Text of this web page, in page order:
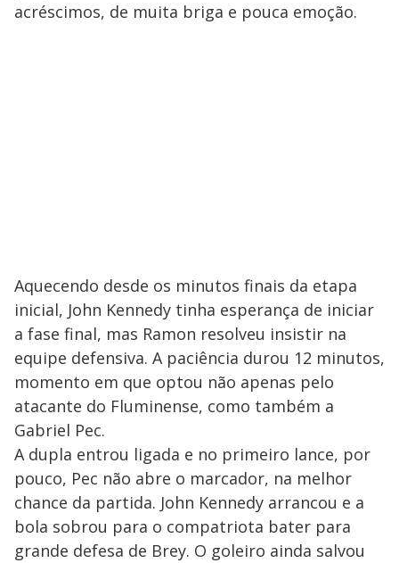
acréscimos, de muita briga e pouca emoção.
Aquecendo desde os minutos finais da etapa
inicial, John Kennedy tinha esperança de iniciar
a fase final, mas Ramon resolveu insistir na
equipe defensiva. A paciência durou 12 minutos,
momento em que optou não apenas pelo
atacante do Fluminense, como também a
Gabriel Pec.
A dupla entrou ligada e no primeiro lance, por
pouco, Pec não abre o marcador, na melhor
chance da partida. John Kennedy arrancou e a
bola sobrou para o compatriota bater para
grande defesa de Brey. O goleiro ainda salvou